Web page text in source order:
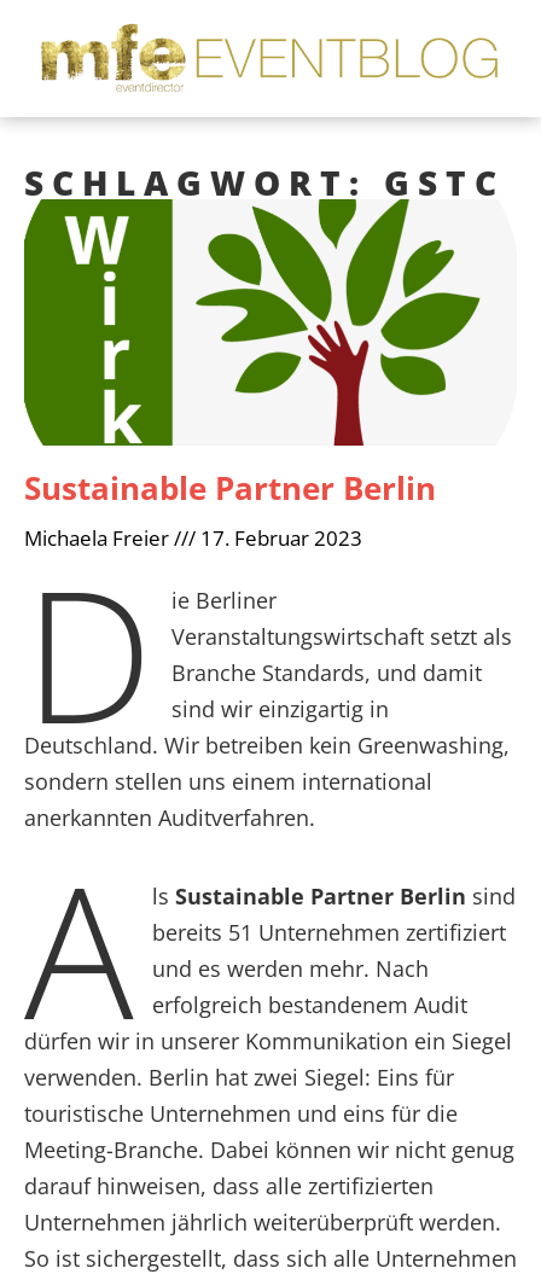
SCHLAGWORT: GSTC
Sustainable Partner Berlin
Michaela Freier 17. Februar 2023
D
ie Berliner
Veranstaltungswirtschaft setzt als
Branche Standards, und damit
sind wir einzigartig in
Deutschland. Wir betreiben kein Greenwashing,
sondern stellen uns einem international
anerkannten Auditverfahren.
A lsSustainable Partner Berlin sind
bereits 51 Unternehmen zertifiziert
und es werden mehr. Nach
erfolgreich bestandenem Audit
dürfen wir in unserer Kommunikation ein Siegel
verwenden. Berlin hat zwei Siegel: Eins für
touristische Unternehmen und eins für die
Meeting-Branche. Dabei können wir nicht genug
darauf hinweisen, dass alle zertifizierten
Unternehmen jährlich weiterüberprüft werden.
So ist sichergestellt, dass sich alle Unternehmen